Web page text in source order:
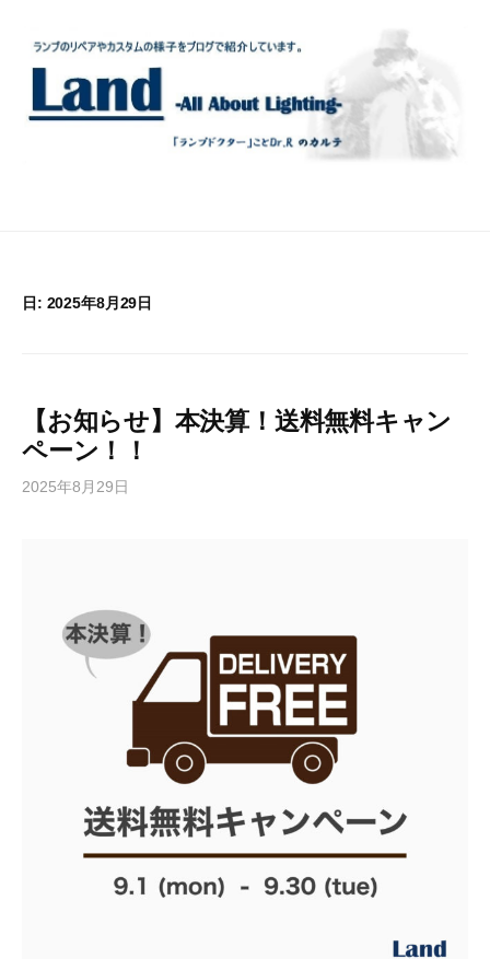
日: 2025年8月29日
【お知らせ】本決算！送料無料キャン
ペーン！！
2025年8月29日